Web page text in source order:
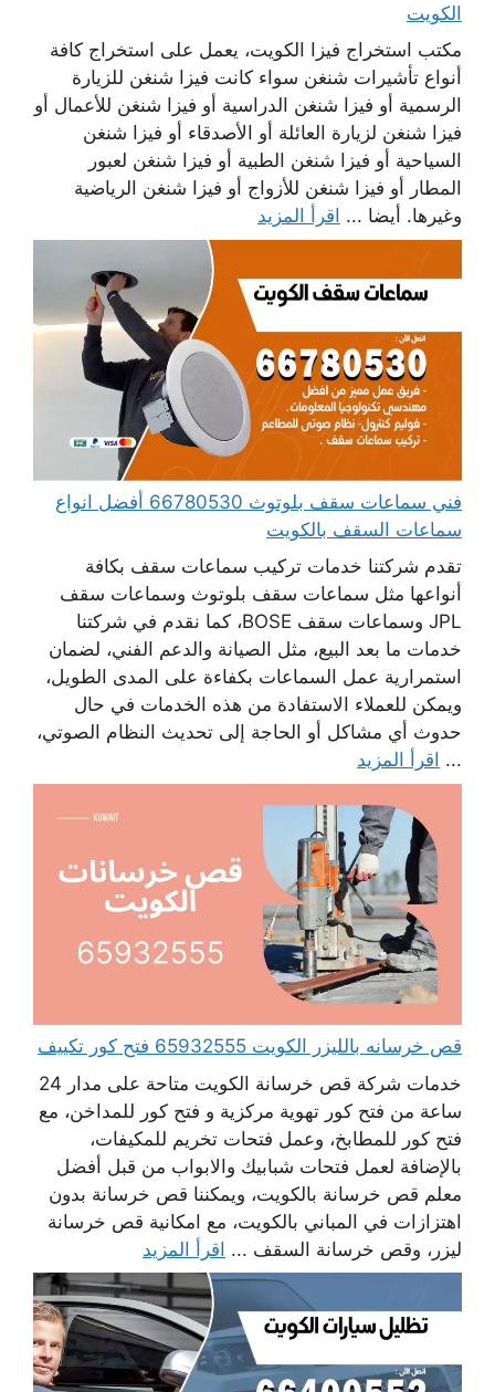
الكويت
مكتب استخراج فيزا الكويت، يعمل على استخراج كافة
أنواع تأشيرات شنغن سواء كانت فيزا شنغن للزيارة
الرسمية أو فيزا شنغن الدراسية أو فيزا شنغن للأعمال أو
فيزا شنغن لزيارة العائلة أو الأصدقاء أو فيزا شنغن
السياحية أو فيزا شنغن الطبية أو فيزا شنغن لعبور
المطار أو فيزا شنغن للأزواج أو فيزا شنغن الرياضية
وغيرها. أيضا ... اقرأ المزيد
فني سماعات سقف بلوتوث 66780530 أفضل انواع
سماعات السقف بالكويت
تقدم شركتنا خدمات تركيب سماعات سقف بكافة
أنواعها مثل سماعات سقف بلوتوث وسماعات سقف
JPL وسماعات سقف BOSE، كما نقدم في شركتنا
خدمات ما بعد البيع، مثل الصيانة والدعم الفني، لضمان
استمرارية عمل السماعات بكفاءة على المدى الطويل،
ويمكن للعملاء الاستفادة من هذه الخدمات في حال
حدوث أي مشاكل أو الحاجة إلى تحديث النظام الصوتي،
... اقرأ المزيد
قص خرسانه بالليزر الكويت 65932555 فتح كور تكييف
خدمات شركة قص خرسانة الكويت متاحة على مدار 24
ساعة من فتح كور تهوية مركزية و فتح كور للمداخن، مع
فتح كور للمطابخ، وعمل فتحات تخريم للمكيفات،
بالإضافة لعمل فتحات شبابيك والابواب من قبل أفضل
معلم قص خرسانة بالكويت، ويمكننا قص خرسانة بدون
اهتزازات في المباني بالكويت، مع امكانية قص خرسانة
ليزر، وقص خرسانة السقف ... اقرأ المزيد